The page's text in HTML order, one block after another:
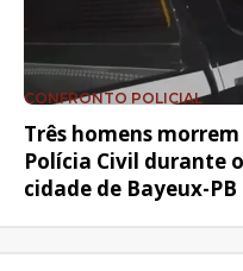
CONFRONTO POLICIAL
Três homens
Polícia Civil durante
cidade de Bayeux-PB